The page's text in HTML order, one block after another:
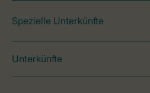
Spezielle Unterkünfte
Unterkünfte